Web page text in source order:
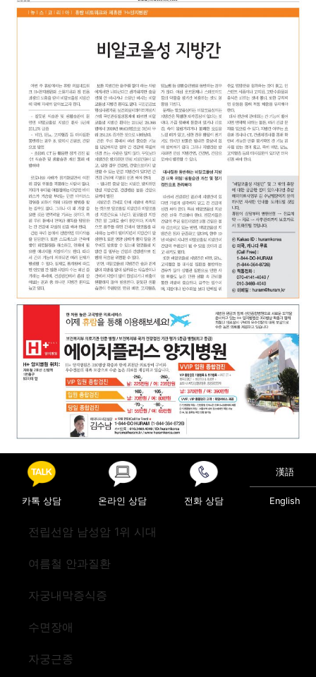
Posted in
Post navigation
카톡 상담 온라인 상담 전화 상담
漢語
English
전립선암 남성암 1위 시대
여름철 안과질환
자궁내막증식증
수면장애
자궁근종